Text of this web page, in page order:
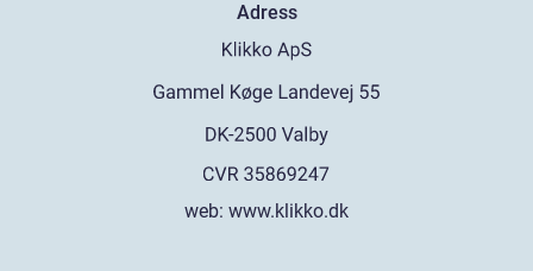
Adress
web: www.klikko.dk